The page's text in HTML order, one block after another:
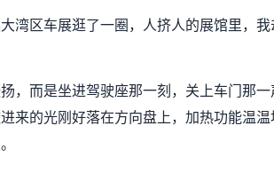
湾区车展逛了一圈，人挤人的展馆里，
，而是坐进驾驶座那一刻，关上车门那
来的光刚好落在方向盘上，加热功能温